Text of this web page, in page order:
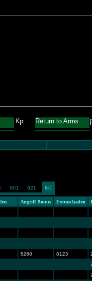
Kp Return to Arms
601 621 641
Angriff Bonus Extraschaden
5260 8123